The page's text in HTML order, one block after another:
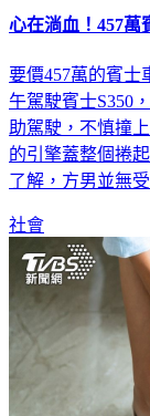
心在淌血！457
要價457萬的賓士
午駕駛賓士S350
助駕駛，不慎撞
的引擎蓋整個捲
了解，方男並無
社會